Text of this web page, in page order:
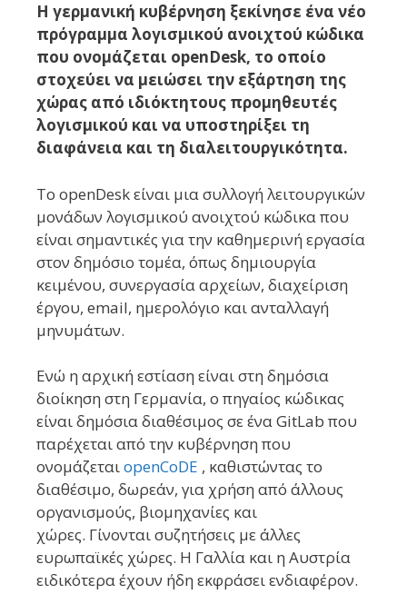
Η γερμανική κυβέρνηση ξεκίνησε ένα νέο
πρόγραμμα λογισμικού ανοιχτού κώδικα
που ονομάζεται openDesk, το οποίο
στοχεύει να μειώσει την εξάρτηση της
χώρας από ιδιόκτητους προμηθευτές
λογισμικού και να υποστηρίξει τη
διαφάνεια και τη διαλειτουργικότητα.
Το openDesk είναι μια συλλογή λειτουργικών
μονάδων λογισμικού ανοιχτού κώδικα που
είναι σημαντικές για την καθημερινή εργασία
στον δημόσιο τομέα, όπως δημιουργία
κειμένου, συνεργασία αρχείων, διαχείριση
έργου, email, ημερολόγιο και ανταλλαγή
μηνυμάτων.
Ενώ η αρχική εστίαση είναι στη δημόσια
διοίκηση στη Γερμανία, ο πηγαίος κώδικας
είναι δημόσια διαθέσιμος σε ένα GitLab που
παρέχεται από την κυβέρνηση που
ονομάζεταιopenCoDE , καθιστώντας το
διαθέσιμο, δωρεάν, για χρήση από άλλους
οργανισμούς, βιομηχανίες και
χώρες. Γίνονται συζητήσεις με άλλες
ευρωπαϊκές χώρες. Η Γαλλία και η Αυστρία
ειδικότερα έχουν ήδη εκφράσει ενδιαφέρον.